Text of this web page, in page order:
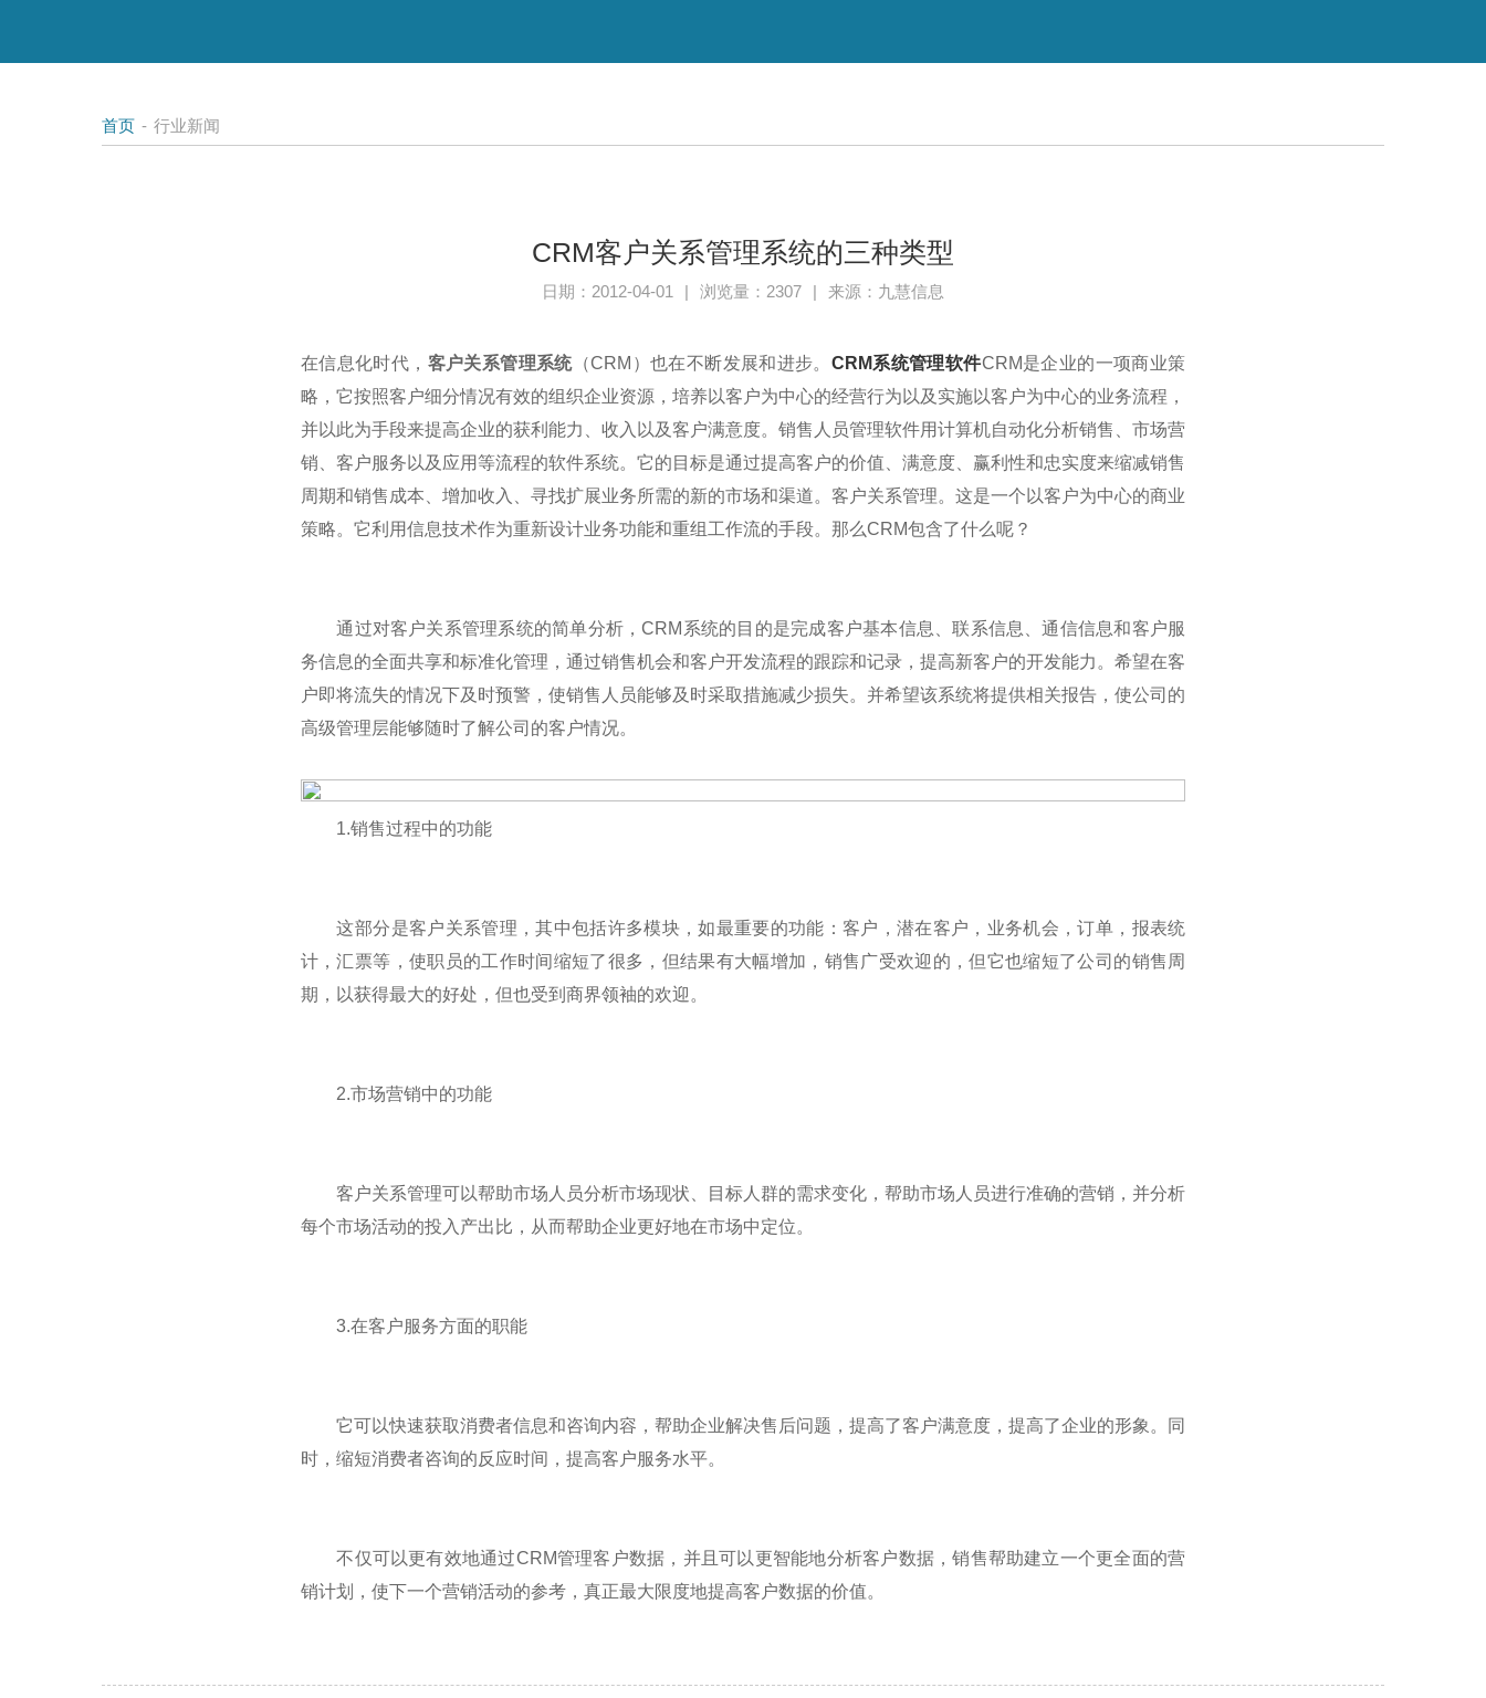
首页 - 行业新闻
CRM客户关系管理系统的三种类型
日期：2012-04-01 | 浏览量：2307 | 来源：九慧信息
在信息化时代， 客户关系管理系统（CRM）也在不断发展和进步。 CRM系统管理软件CRM是企业的一项商业策
略，它按照客户细分情况有效的组织企业资源，培养以客户为中心的经营行为以及实施以客户为中心的业务流程，
并以此为手段来提高企业的获利能力、收入以及客户满意度。销售人员管理软件用计算机自动化分析销售、市场营
销、客户服务以及应用等流程的软件系统。它的目标是通过提高客户的价值、满意度、赢利性和忠实度来缩减销售
周期和销售成本、增加收入、寻找扩展业务所需的新的市场和渠道。客户关系管理。这是一个以客户为中心的商业
策略。它利用信息技术作为重新设计业务功能和重组工作流的手段。那么CRM包含了什么呢？
通过对客户关系管理系统的简单分析，CRM系统的目的是完成客户基本信息、联系信息、通信信息和客户服
务信息的全面共享和标准化管理，通过销售机会和客户开发流程的跟踪和记录，提高新客户的开发能力。希望在客
户即将流失的情况下及时预警，使销售人员能够及时采取措施减少损失。并希望该系统将提供相关报告，使公司的
高级管理层能够随时了解公司的客户情况。
1.销售过程中的功能
这部分是客户关系管理，其中包括许多模块，如最重要的功能：客户，潜在客户，业务机会，订单，报表统
计，汇票等，使职员的工作时间缩短了很多，但结果有大幅增加，销售广受欢迎的，但它也缩短了公司的销售周
期，以获得最大的好处，但也受到商界领袖的欢迎。
2.市场营销中的功能
客户关系管理可以帮助市场人员分析市场现状、目标人群的需求变化，帮助市场人员进行准确的营销，并分析
每个市场活动的投入产出比，从而帮助企业更好地在市场中定位。
3.在客户服务方面的职能
它可以快速获取消费者信息和咨询内容，帮助企业解决售后问题，提高了客户满意度，提高了企业的形象。同
时，缩短消费者咨询的反应时间，提高客户服务水平。
不仅可以更有效地通过CRM管理客户数据，并且可以更智能地分析客户数据，销售帮助建立一个更全面的营
销计划，使下一个营销活动的参考，真正最大限度地提高客户数据的价值。